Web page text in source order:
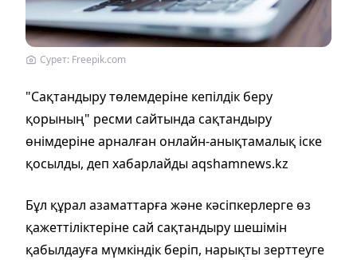
Сурет: Freepik.com
"Сақтандыру төлемдеріне кепілдік беру
қорының" ресми сайтында сақтандыру
өнімдеріне арналған онлайн-анықтамалық іске
қосылды, деп хабарлайды aqshamnews.kz
Бұл құрал азаматтарға және кәсіпкерлерге өз
қажеттіліктеріне сай сақтандыру шешімін
қабылдауға мүмкіндік беріп, нарықты зерттеуге